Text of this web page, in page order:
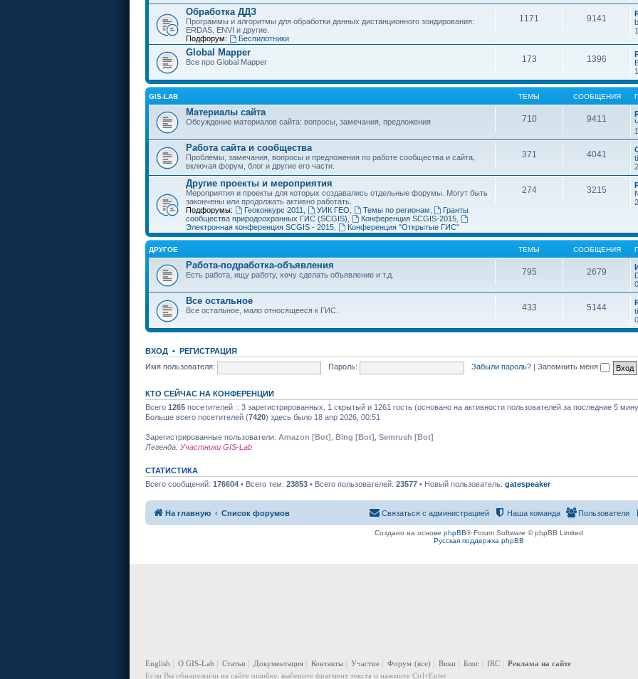
Обработка ДДЗ
Программы и алгоритмы для обработки данных дистанционного зондирования:
ERDAS, ENVI и другие.
Подфорум:
Беспилотники
1171 9141
Global Mapper
Все про Global Mapper 173 1396
GIS-LAB ТЕМЫ СООБЩЕНИЯ
Материалы сайта
Обсуждение материалов сайта: вопросы, замечания, предложения 710 9411
Работа сайта и сообщества
Проблемы, замечания, вопросы и предложения по работе сообщества и сайта,
включая форум, блог и другие его части.
371 4041
Другие проекты и мероприятия
Мероприятия и проекты для которых создавались отдельные форумы. Могут быть
закончены или продолжать активно работать.
Подфорумы:
Геоконкурс 2011 УИК ГЕО Темы по регионам
Гранты
сообщества природоохранных ГИС (SCGIS)
Конференция SCGIS-2015,
Электронная конференция SCGIS - 2015
Конференция "Открытые ГИС"
274 3215
ДРУГОЕ ТЕМЫ СООБЩЕНИЯ
Работа-подработка-объявления
Есть работа, ищу работу, хочу сделать объявление и т.д. 795 2679
Все остальное
Все остальное, мало относящееся к ГИС. 433 5144
ВХОД • РЕГИСТРАЦИЯ
Имя пользователя:
Пароль: Забыли пароль? Запомнить меня
КТО СЕЙЧАС НА КОНФЕРЕНЦИИ
Всего 1265 посетителей :: 3 зарегистрированных, 1 скрытый и 1261 гость (основано на активности пользователей за последние 5
Больше всего посетителей (7420) здесь было 18 апр 2026, 00:51
Зарегистрированные пользователи: Amazon [Bot] Bing [Bot] Semrush [Bot]
Легенда: Участники GIS-Lab
СТАТИСТИКА
Всего сообщений: 176604 • Всего тем: 23853 • Всего пользователей: 23577 • Новый пользователь: gatespeaker
На главную Список форумов Пользователи
Наша команда
Связаться с администрацией
Создано на основе phpBB® Forum Software © phpBB Limited
Русская поддержка phpBB
English О GIS-Lab Статьи Документация Контакты Участие Форум (все) Вики Блог IRC
Реклама на сайте
Если Вы обнаружили на сайте ошибку, выберите фрагмент текста и нажмите Ctrl+Enter